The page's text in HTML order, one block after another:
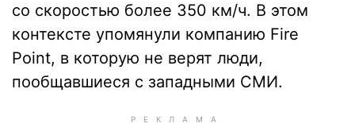
со скоростью более 350 км/ч. В этом
контексте упомянули компанию Fire
Point, в которую не верят люди,
пообщавшиеся с западными СМИ.